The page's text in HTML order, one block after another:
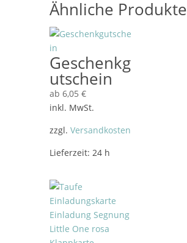
Ähnliche Produkte
Geschenkg
utschein
ab 6,05 €
inkl. MwSt.
zzgl. Versandkosten
Lieferzeit: 24 h